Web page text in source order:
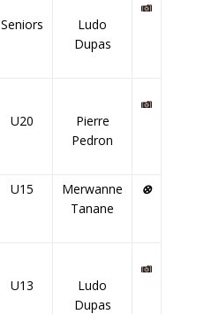
Seniors
Ludo
Dupas
U20
Pierre
Pedron
U15
Merwanne
Tanane
⊗
U13
Ludo
Dupas